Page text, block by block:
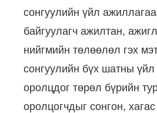
сонгуулийн үйл
байгуулагч ажилтан,
нийгмийн төлөөлөл гэх
сонгуулийн бүх шатны
оролцдог төрөл бүрийн
оролцогчдыг сонгон,